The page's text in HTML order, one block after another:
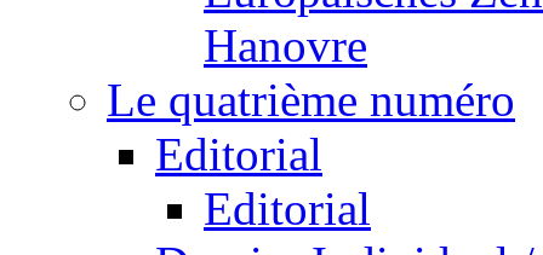
Hanovre
Le quatrième numéro
Editorial
Editorial